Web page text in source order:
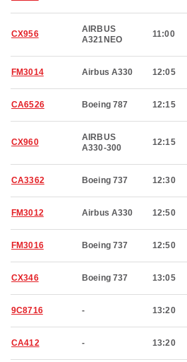
CX956
AIRBUS
A321NEO
11:00
FM3014 Airbus A330 12:05
CA6526 Boeing 787 12:15
CX960
AIRBUS
A330-300
12:15
CA3362 Boeing 737 12:30
FM3012 Airbus A330 12:50
FM3016 Boeing 737 12:50
CX346 Boeing 737 13:05
9C8716 - 13:20
CA412 - 13:20